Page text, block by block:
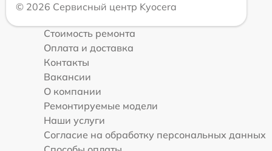
© 2026 Сервисный центр Kyocera
Стоимость ремонта
Оплата и доставка
Контакты
Вакансии
О компании
Ремонтируемые модели
Наши услуги
Согласие на обработку персональных данных